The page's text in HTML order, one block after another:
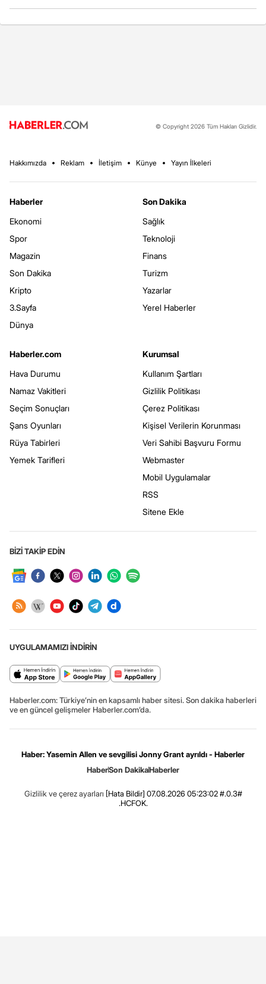
© Copyright 2026 Tüm Hakları Gizlidir.
Hakkımızda Reklam İletişim Künye Yayın İlkeleri
Haberler
Ekonomi
Spor
Magazin
Son Dakika
Kripto
3.Sayfa
Dünya
Son Dakika
Sağlık
Teknoloji
Finans
Turizm
Yazarlar
Yerel Haberler
Haberler.com
Hava Durumu
Namaz Vakitleri
Seçim Sonuçları
Şans Oyunları
Rüya Tabirleri
Yemek Tarifleri
Kurumsal
Kullanım Şartları
Gizlilik Politikası
Çerez Politikası
Kişisel Verilerin Korunması
Veri Sahibi Başvuru Formu
Webmaster
Mobil Uygulamalar
RSS
Sitene Ekle
BİZİ TAKİP EDİN
UYGULAMAMIZI İNDİRİN
Haberler.com: Türkiye’nin en kapsamlı haber sitesi. Son dakika haberleri
ve en güncel gelişmeler Haberler.com’da.
Haber: Yasemin Allen ve sevgilisi Jonny Grant ayrıldı - Haberler
HaberSon DakikaHaberler
Gizlilik ve çerez ayarları [Hata Bildir] 07.08.2026 05:23:02 #.0.3#
.HCFOK.